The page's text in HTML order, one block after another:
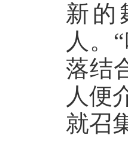
新的
人。
落结
人便
就召